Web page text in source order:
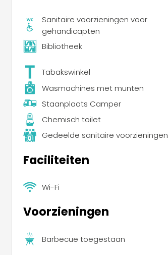
Sanitaire voorzieningen voor
gehandicapten
Bibliotheek
Tabakswinkel
Wasmachines met munten
Staanplaats Camper
Chemisch toilet
Gedeelde sanitaire voorzieningen
Faciliteiten
Wi-Fi
Voorzieningen
Barbecue toegestaan